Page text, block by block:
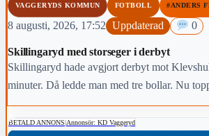
VAGGERYDS KOMMUN FOTBOLL #ANDERS
8 augusti, 2026, 17:52 Uppdaterad 0
Skillingaryd med storseger i derbyt
Skillingaryd hade avgjort derbyt mot
minuter. Då ledde man med tre bollar. Nu
BETALD ANNONS|Annonsör: KD Vaggeryd